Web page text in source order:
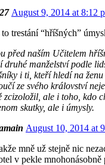
August 9, 2014 at 8:12
to trestání “hříšných”
před naším Učitelem
druhé manželství podle
i ti, kteří hledí na
ze svého království
zcizoložil, ale i toho, kdo
skutky, ale i úmysly.
August 10, 2014 at
mně už stejně nic
v pekle mnohonásobně